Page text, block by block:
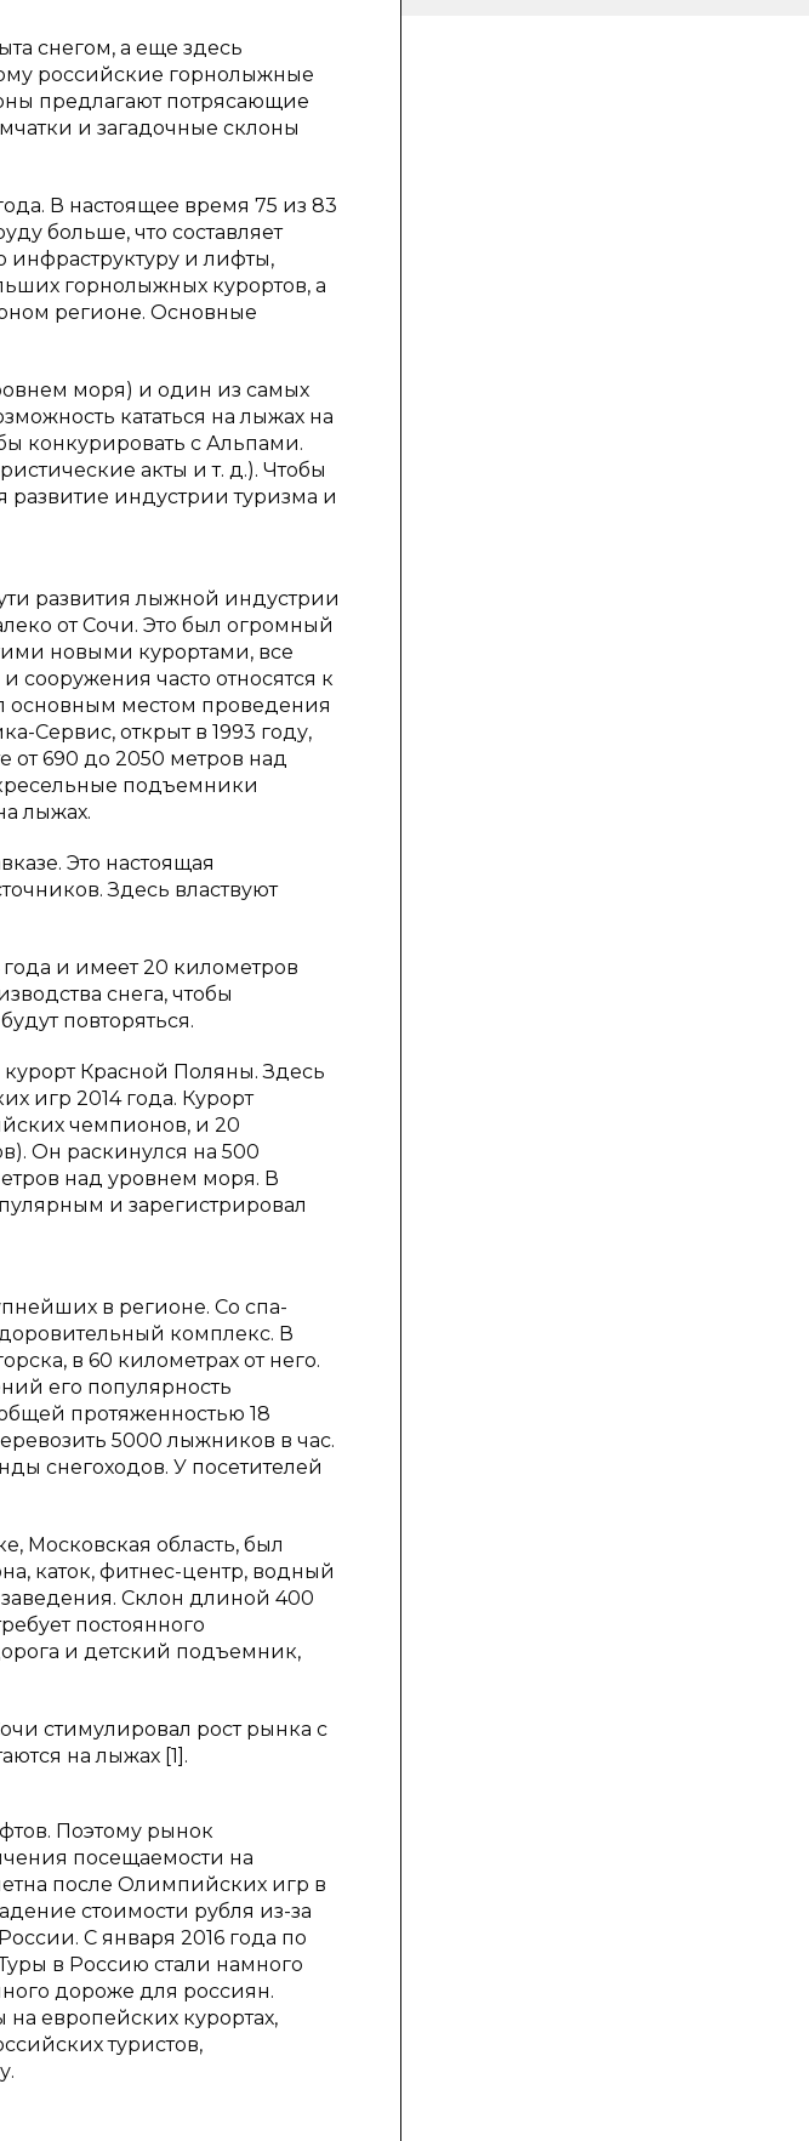
снегом, а еще здесь
российские горнолыжные
предлагают потрясающие
и загадочные склоны
В настоящее время 75 из 83
больше, что составляет
и лифты,
горнолыжных курортов, а
регионе. Основные
моря) и один из самых
кататься на лыжах на
конкурировать с Альпами.
акты и т. д.). Чтобы
развитие индустрии туризма и
развития лыжной индустрии
от Сочи. Это был огромный
новыми курортами, все
сооружения часто относятся к
основным местом проведения
Сервис, открыт в 1993 году,
от 690 до 2050 метров над
подъемники
лыжах.
Это настоящая
Здесь властвуют
и имеет 20 километров
снега, чтобы
повторяться.
Красной Поляны. Здесь
игр 2014 года. Курорт
чемпионов, и 20
Он раскинулся на 500
над уровнем моря. В
и зарегистрировал
в регионе. Со спа-
комплекс. В
в 60 километрах от него.
его популярность
протяженностью 18
5000 лыжников в час.
снегоходов. У посетителей
Московская область, был
каток, фитнес-центр, водный
Склон длиной 400
постоянного
и детский подъемник,
стимулировал рост рынка с
на лыжах [1].
Поэтому рынок
посещаемости на
после Олимпийских игр в
стоимости рубля из-за
С января 2016 года по
в Россию стали намного
дороже для россиян.
европейских курортах,
туристов,